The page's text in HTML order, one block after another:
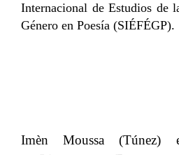
Internacional de Estudios de
Género en Poesía (SIÉFÉGP).
Imèn Moussa (Túnez)